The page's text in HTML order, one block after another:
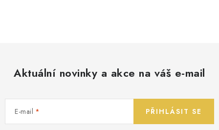
Aktuální novinky a akce na váš e-mail
E-mail PŘIHLÁSIT SE